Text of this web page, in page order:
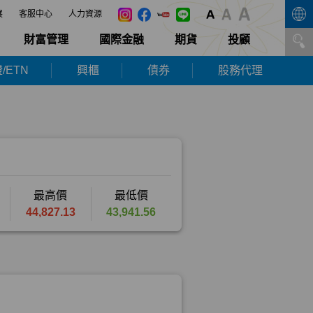
客服中心 人力資源
財富管理 國際金融 期貨 投顧
ETN 興櫃 債券 股務代理